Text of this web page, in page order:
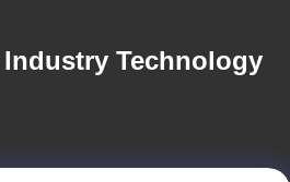
Industry Technology